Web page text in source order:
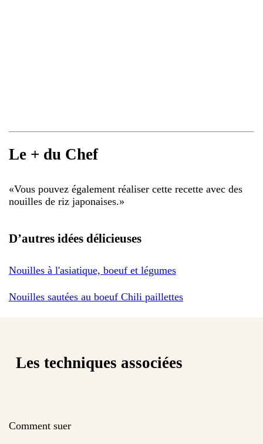
Le + du Chef
«Vous pouvez également réaliser cette recette avec des
nouilles de riz japonaises.»
D’autres idées délicieuses
Nouilles à l'asiatique, boeuf et légumes
Nouilles sautées au boeuf Chili paillettes
Les techniques associées
Comment suer